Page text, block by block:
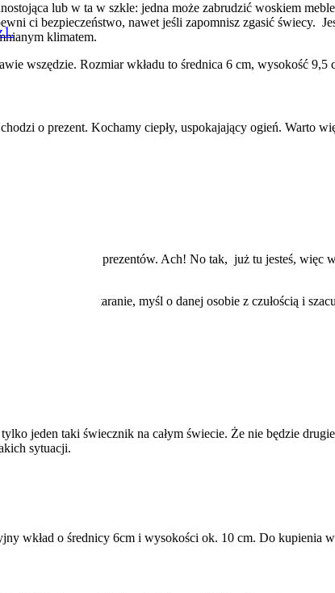
lub w ta w szkle: jedna może zabrudzić woskiem
ci bezpieczeństwo, nawet jeśli zapomnisz zgasić świecy.
klimatem.
wszędzie. Rozmiar wkładu to średnica 6 cm, wysokość 9,5
o prezent. Kochamy ciepły, uspokajający ogień. Warto
wyjątkowych prezentów. Ach! No tak, już tu jesteś, więc
wdzięczność.
Wybieraj go staranie, myśl o danej osobie z czułością i
sam.
jeden taki świecznik na całym świecie. Że nie będzie
sytuacji.
wkład o średnicy 6cm i wysokości ok. 10 cm. Do kupienia